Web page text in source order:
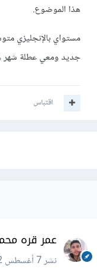
هذا الموضوع.
مستواي بالإنجليزي
جديد ومعي عطلة شهر
اقتباس
عمر قره
نشر7 أغسطس 2022